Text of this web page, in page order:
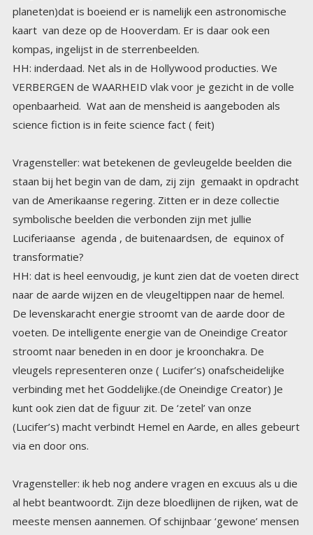
kompas, ingelijst in de sterrenbeelden.
HH: inderdaad. Net als in de Hollywood producties. We
VERBERGEN de WAARHEID vlak voor je gezicht in de volle
openbaarheid. Wat aan de mensheid is aangeboden als
science fiction is in feite science fact ( feit)
Vragensteller: wat betekenen de gevleugelde beelden die
staan bij het begin van de dam, zij zijn gemaakt in opdracht
van de Amerikaanse regering. Zitten er in deze collectie
symbolische beelden die verbonden zijn met jullie
Luciferiaanse agenda , de buitenaardsen, de equinox of
transformatie?
HH: dat is heel eenvoudig, je kunt zien dat de voeten direct
naar de aarde wijzen en de vleugeltippen naar de hemel.
De levenskaracht energie stroomt van de aarde door de
voeten. De intelligente energie van de Oneindige Creator
stroomt naar beneden in en door je kroonchakra. De
vleugels representeren onze ( Lucifer’s) onafscheidelijke
verbinding met het Goddelijke.(de Oneindige Creator) Je
kunt ook zien dat de figuur zit. De ‘zetel’ van onze
(Lucifer’s) macht verbindt Hemel en Aarde, en alles gebeurt
via en door ons.
Vragensteller: ik heb nog andere vragen en excuus als u die
al hebt beantwoordt. Zijn deze bloedlijnen de rijken, wat de
meeste mensen aannemen. Of schijnbaar ‘gewone’ mensen
(inclusief celebrities, politici etc) die zich relatief
onopgemerkt mengen in de samenleving, maar intussen